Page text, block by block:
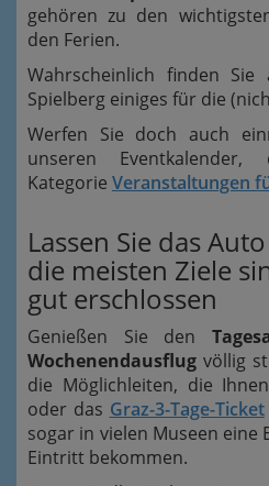
gehören zu den
den Ferien.
Wahrscheinlich finden
Spielberg einiges für die
Werfen Sie doch auch
unseren
Kategorie Veranstaltungen
Lassen Sie das
die meisten Ziele
gut erschlossen
Genießen Sie den
Wochenendausflug völlig
die Möglichleiten, die
oder das Graz-3-Tage-Ticket
sogar in vielen Museen eine
Eintritt bekommen.